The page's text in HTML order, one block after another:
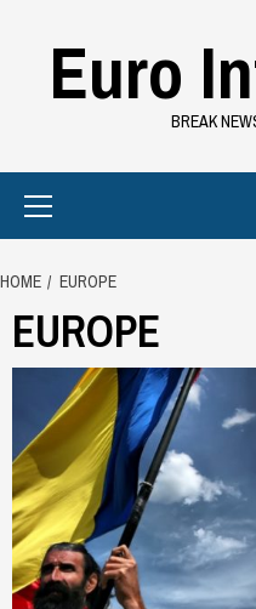
contentEuroBREAK
HOME EUROPE
EUROPE